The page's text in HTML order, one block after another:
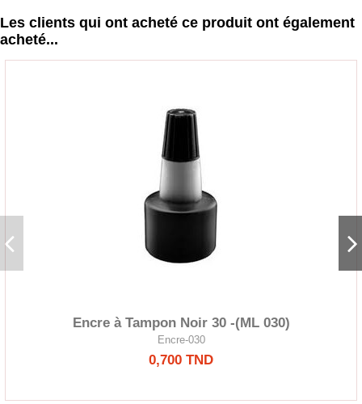
Les clients qui ont acheté ce produit ont également
acheté...
Encre à Tampon Noir 30 -(ML 030)
Encre-030
0,700 TND